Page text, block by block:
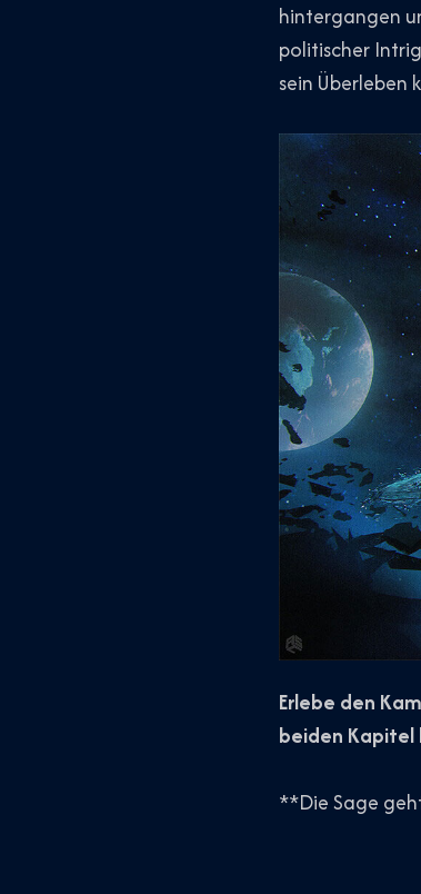
hintergangen
politischer
sein Überleben
Erlebe den
beiden Kapitel
**Die Sage